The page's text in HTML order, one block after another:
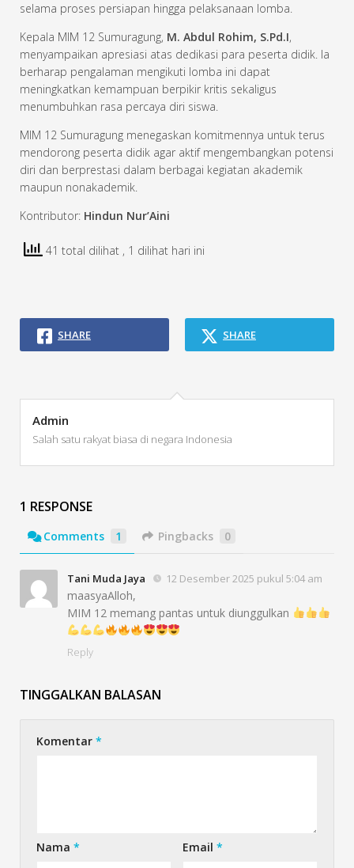
selama proses persiapan hingga pelaksanaan lomba.
Kepala MIM 12 Sumuragung, M. Abdul Rohim, S.Pd.I,
menyampaikan apresiasi atas dedikasi para peserta didik. Ia
berharap pengalaman mengikuti lomba ini dapat
meningkatkan kemampuan berpikir kritis sekaligus
menumbuhkan rasa percaya diri siswa.
MIM 12 Sumuragung menegaskan komitmennya untuk terus
mendorong peserta didik agar aktif mengembangkan potensi
diri dan berprestasi dalam berbagai kegiatan akademik
maupun nonakademik.
Kontributor: Hindun Nur’Aini
41 total dilihat , 1 dilihat hari ini
SHARE SHARE
Admin
Salah satu rakyat biasa di negara Indonesia
1 RESPONSE
Comments 1 Pingbacks 0
Tani Muda Jaya 12 Desember 2025 pukul 5:04 am
maasyaAlloh,
MIM 12 memang pantas untuk diunggulkan
Reply
TINGGALKAN BALASAN
Komentar *
Nama * Email*